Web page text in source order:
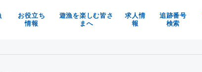
お役立ち
情報
る！買う！体験する！
遊漁を楽しむ皆さ
まへ
漁具被害防止についてのお願い
求人情
報
京都府漁協の職員募集
追跡番号
検索